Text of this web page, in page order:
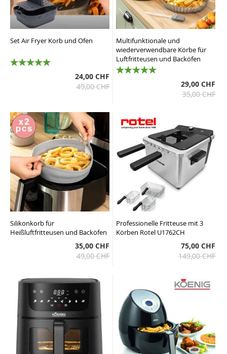
Set Air Fryer Korb und Ofen
24,00 CHF
49,00 CHF
Multifunktionale und
wiederverwendbare Körbe für
Luftfritteusen und Backöfen
29,00 CHF
35,00 CHF
Silikonkorb für
Heißluftfritteusen und Backöfen
35,00 CHF
49,00 CHF
Professionelle Fritteuse mit 3
Körben Rotel U1762CH
75,00 CHF
149,00 CHF